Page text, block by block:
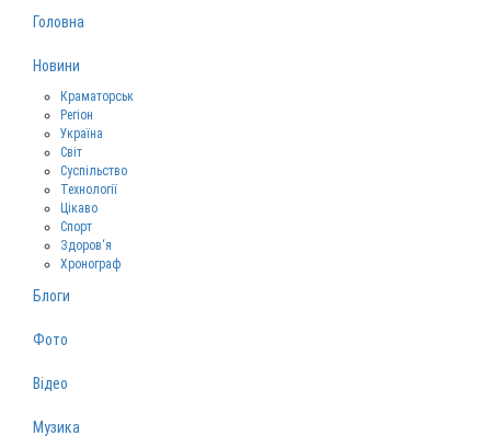
Головна
Новини
Краматорськ
Регіон
Україна
Світ
Суспільство
Технології
Цікаво
Спорт
Здоров‘я
Хронограф
Блоги
Фото
Відео
Музика